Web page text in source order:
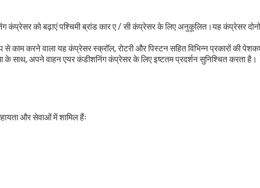
को बढ़ाएं पश्चिमी ब्रांड कार ए / सी कंप्रेसर के लिए अनुकूलित।यह कंप्रेसर
काम करने वाला यह कंप्रेसर स्क्रॉल, रोटरी और पिस्टन सहित विभिन्न प्रकारों की
साथ, अपने वाहन एयर कंडीशनिंग कंप्रेसर के लिए इष्टतम प्रदर्शन सुनिश्चित करता है।
और सेवाओं में शामिल हैंः